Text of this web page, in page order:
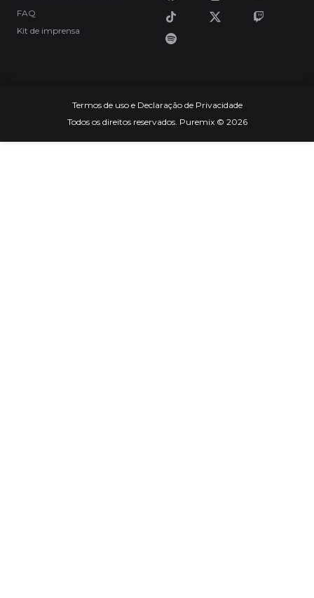
FAQ
Kit de imprensa
Termos de uso e Declaração de Privacidade
Todos os direitos reservados. Puremix © 2026